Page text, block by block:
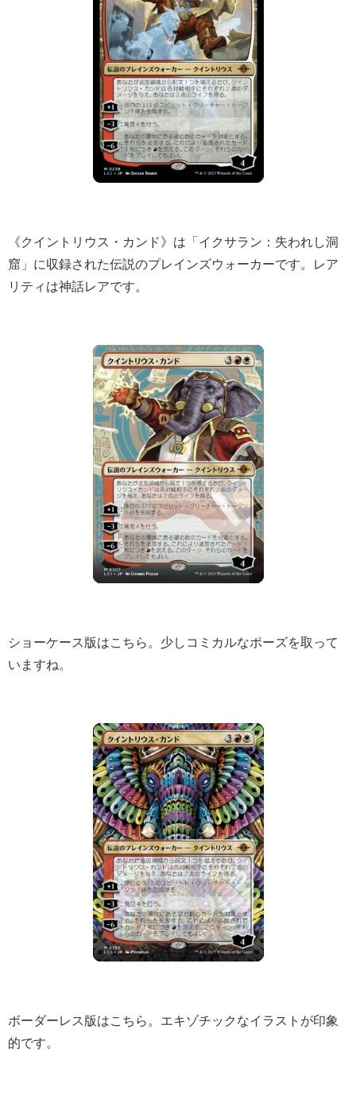
《クイントリウス・カンド》は「イクサラン：失われし洞
窟」に収録された伝説のプレインズウォーカーです。レア
リティは神話レアです。
ショーケース版はこちら。少しコミカルなポーズを取って
いますね。
ボーダーレス版はこちら。エキゾチックなイラストが印象
的です。